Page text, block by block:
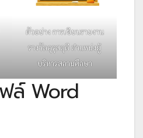
ตัวอย่าง การเขียนรายงาน
รางวัลคุรุสดุดี ตำแหน่งผู้
บริหารสถานศึกษา
ฟล์ Word